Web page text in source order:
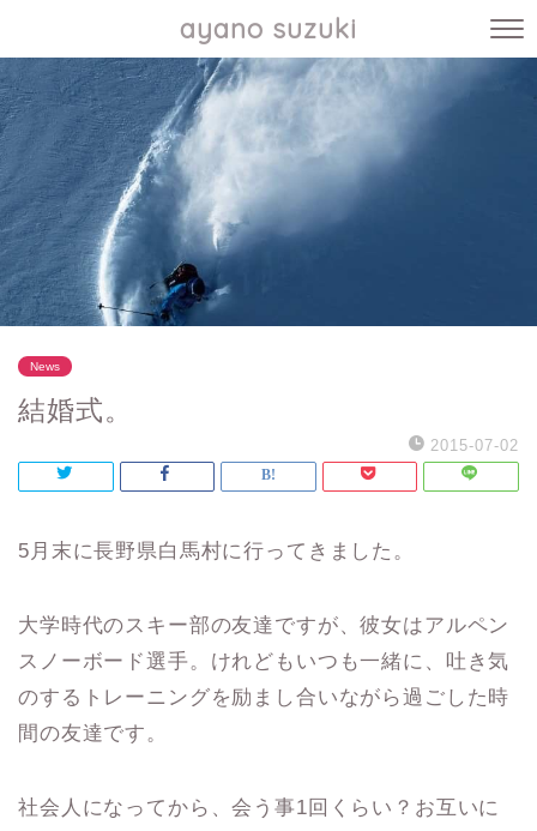
ayano suzuki
News
結婚式。
2015-07-02
5月末に長野県白馬村に行ってきました。
大学時代のスキー部の友達ですが、彼女はアルペン
スノーボード選手。けれどもいつも一緒に、吐き気
のするトレーニングを励まし合いながら過ごした時
間の友達です。
社会人になってから、会う事1回くらい？お互いに